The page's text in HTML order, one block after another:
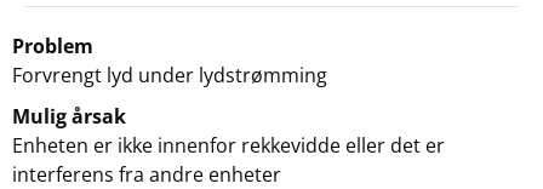
Problem
Forvrengt lyd under lydstrømming
Mulig årsak
Enheten er ikke innenfor rekkevidde eller det er
interferens fra andre enheter